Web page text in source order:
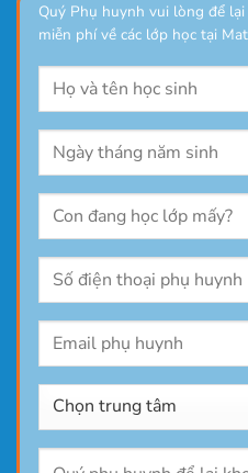
Quý Phụ huynh vui lòng để
miễn phí về các lớp học tại